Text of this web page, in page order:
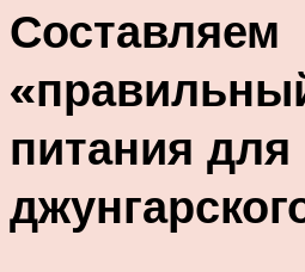
Составляем
питания для